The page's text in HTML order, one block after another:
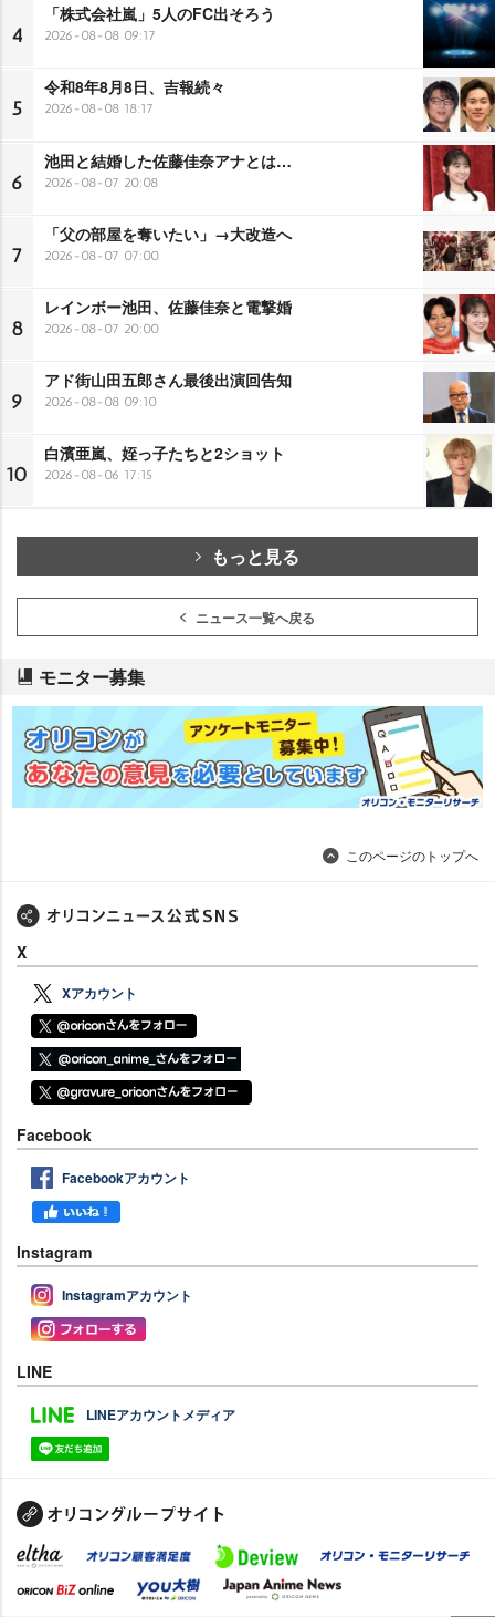
4
「株式会社嵐」5人のFC出そろう
2026-08-08 09:17
5
令和8年8月8日、吉報続々
2026-08-08 18:17
6
池田と結婚した佐藤佳奈アナとは…
2026-08-07 20:08
7
「父の部屋を奪いたい」→大改造へ
2026-08-07 07:00
8
レインボー池田、佐藤佳奈と電撃婚
2026-08-07 20:00
9
アド街山田五郎さん最後出演回告知
2026-08-08 09:10
10
白濱亜嵐、姪っ子たちと2ショット
2026-08-06 17:15
もっと見る
ニュース一覧へ戻る
モニター募集
このページのトップへ
X
Xアカウント
Facebook
Facebookアカウント
Instagram
Instagramアカウント
LINE
LINEアカウントメディア